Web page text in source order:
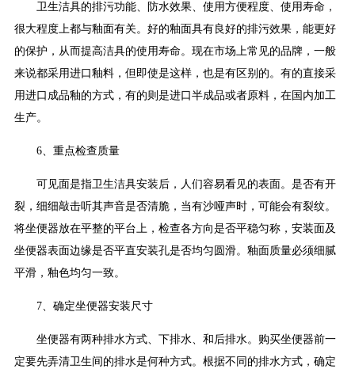
卫生洁具的排污功能、防水效果、使用方便程度、使用寿命，
很大程度上都与釉面有关。好的釉面具有良好的排污效果，能更好
的保护，从而提高洁具的使用寿命。现在市场上常见的品牌，一般
来说都采用进口釉料，但即使是这样，也是有区别的。有的直接采
用进口成品釉的方式，有的则是进口半成品或者原料，在国内加工
生产。
6、重点检查质量
可见面是指卫生洁具安装后，人们容易看见的表面。是否有开
裂，细细敲击听其声音是否清脆，当有沙哑声时，可能会有裂纹。
将坐便器放在平整的平台上，检查各方向是否平稳匀称，安装面及
坐便器表面边缘是否平直安装孔是否均匀圆滑。釉面质量必须细腻
平滑，釉色均匀一致。
7、确定坐便器安装尺寸
坐便器有两种排水方式、下排水、和后排水。购买坐便器前一
定要先弄清卫生间的排水是何种方式。根据不同的排水方式，确定